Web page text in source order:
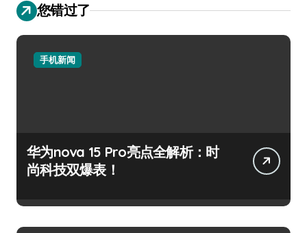
您错过了
手机新闻
华为nova 15 Pro亮点全解析：时
尚科技双爆表！